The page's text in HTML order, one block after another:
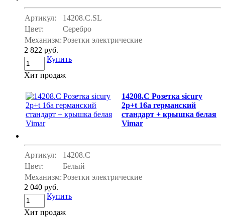
Артикул:
14208.C.SL
Цвет:
Серебро
Механизм:Розетки электрические
2 822 руб.
Купить
Хит продаж
14208.C Розетка sicury
2p+t 16a германский
стандарт + крышка белая
Vimar
Артикул:
14208.C
Цвет:
Белый
Механизм:Розетки электрические
2 040 руб.
Купить
Хит продаж